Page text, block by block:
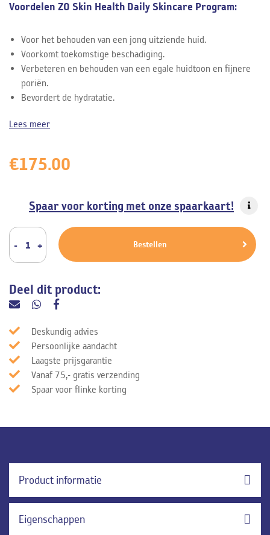
Voordelen ZO Skin Health Daily Skincare Program:
Voor het behouden van een jong uitziende huid.
Voorkomt toekomstige beschadiging.
Verbeteren en behouden van een egale huidtoon en fijnere
poriën.
Bevordert de hydratatie.
Lees meer
€175.00
Spaar voor korting met onze spaarkaart!
Bestellen
Deel dit product:
Deskundig advies
Persoonlijke aandacht
Laagste prijsgarantie
Vanaf 75,- gratis verzending
Spaar voor flinke korting
Product informatie
Eigenschappen